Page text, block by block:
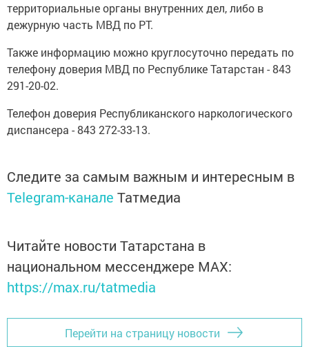
территориальные органы внутренних дел, либо в
дежурную часть МВД по РТ.
Также информацию можно круглосуточно передать по
телефону доверия МВД по Республике Татарстан - 843
291-20-02.
Телефон доверия Республиканского наркологического
диспансера - 843 272-33-13.
Следите за самым важным и интересным в
Telegram-канале Татмедиа
Читайте новости Татарстана в
национальном мессенджере MАХ:
https://max.ru/tatmedia
Перейти на страницу новости